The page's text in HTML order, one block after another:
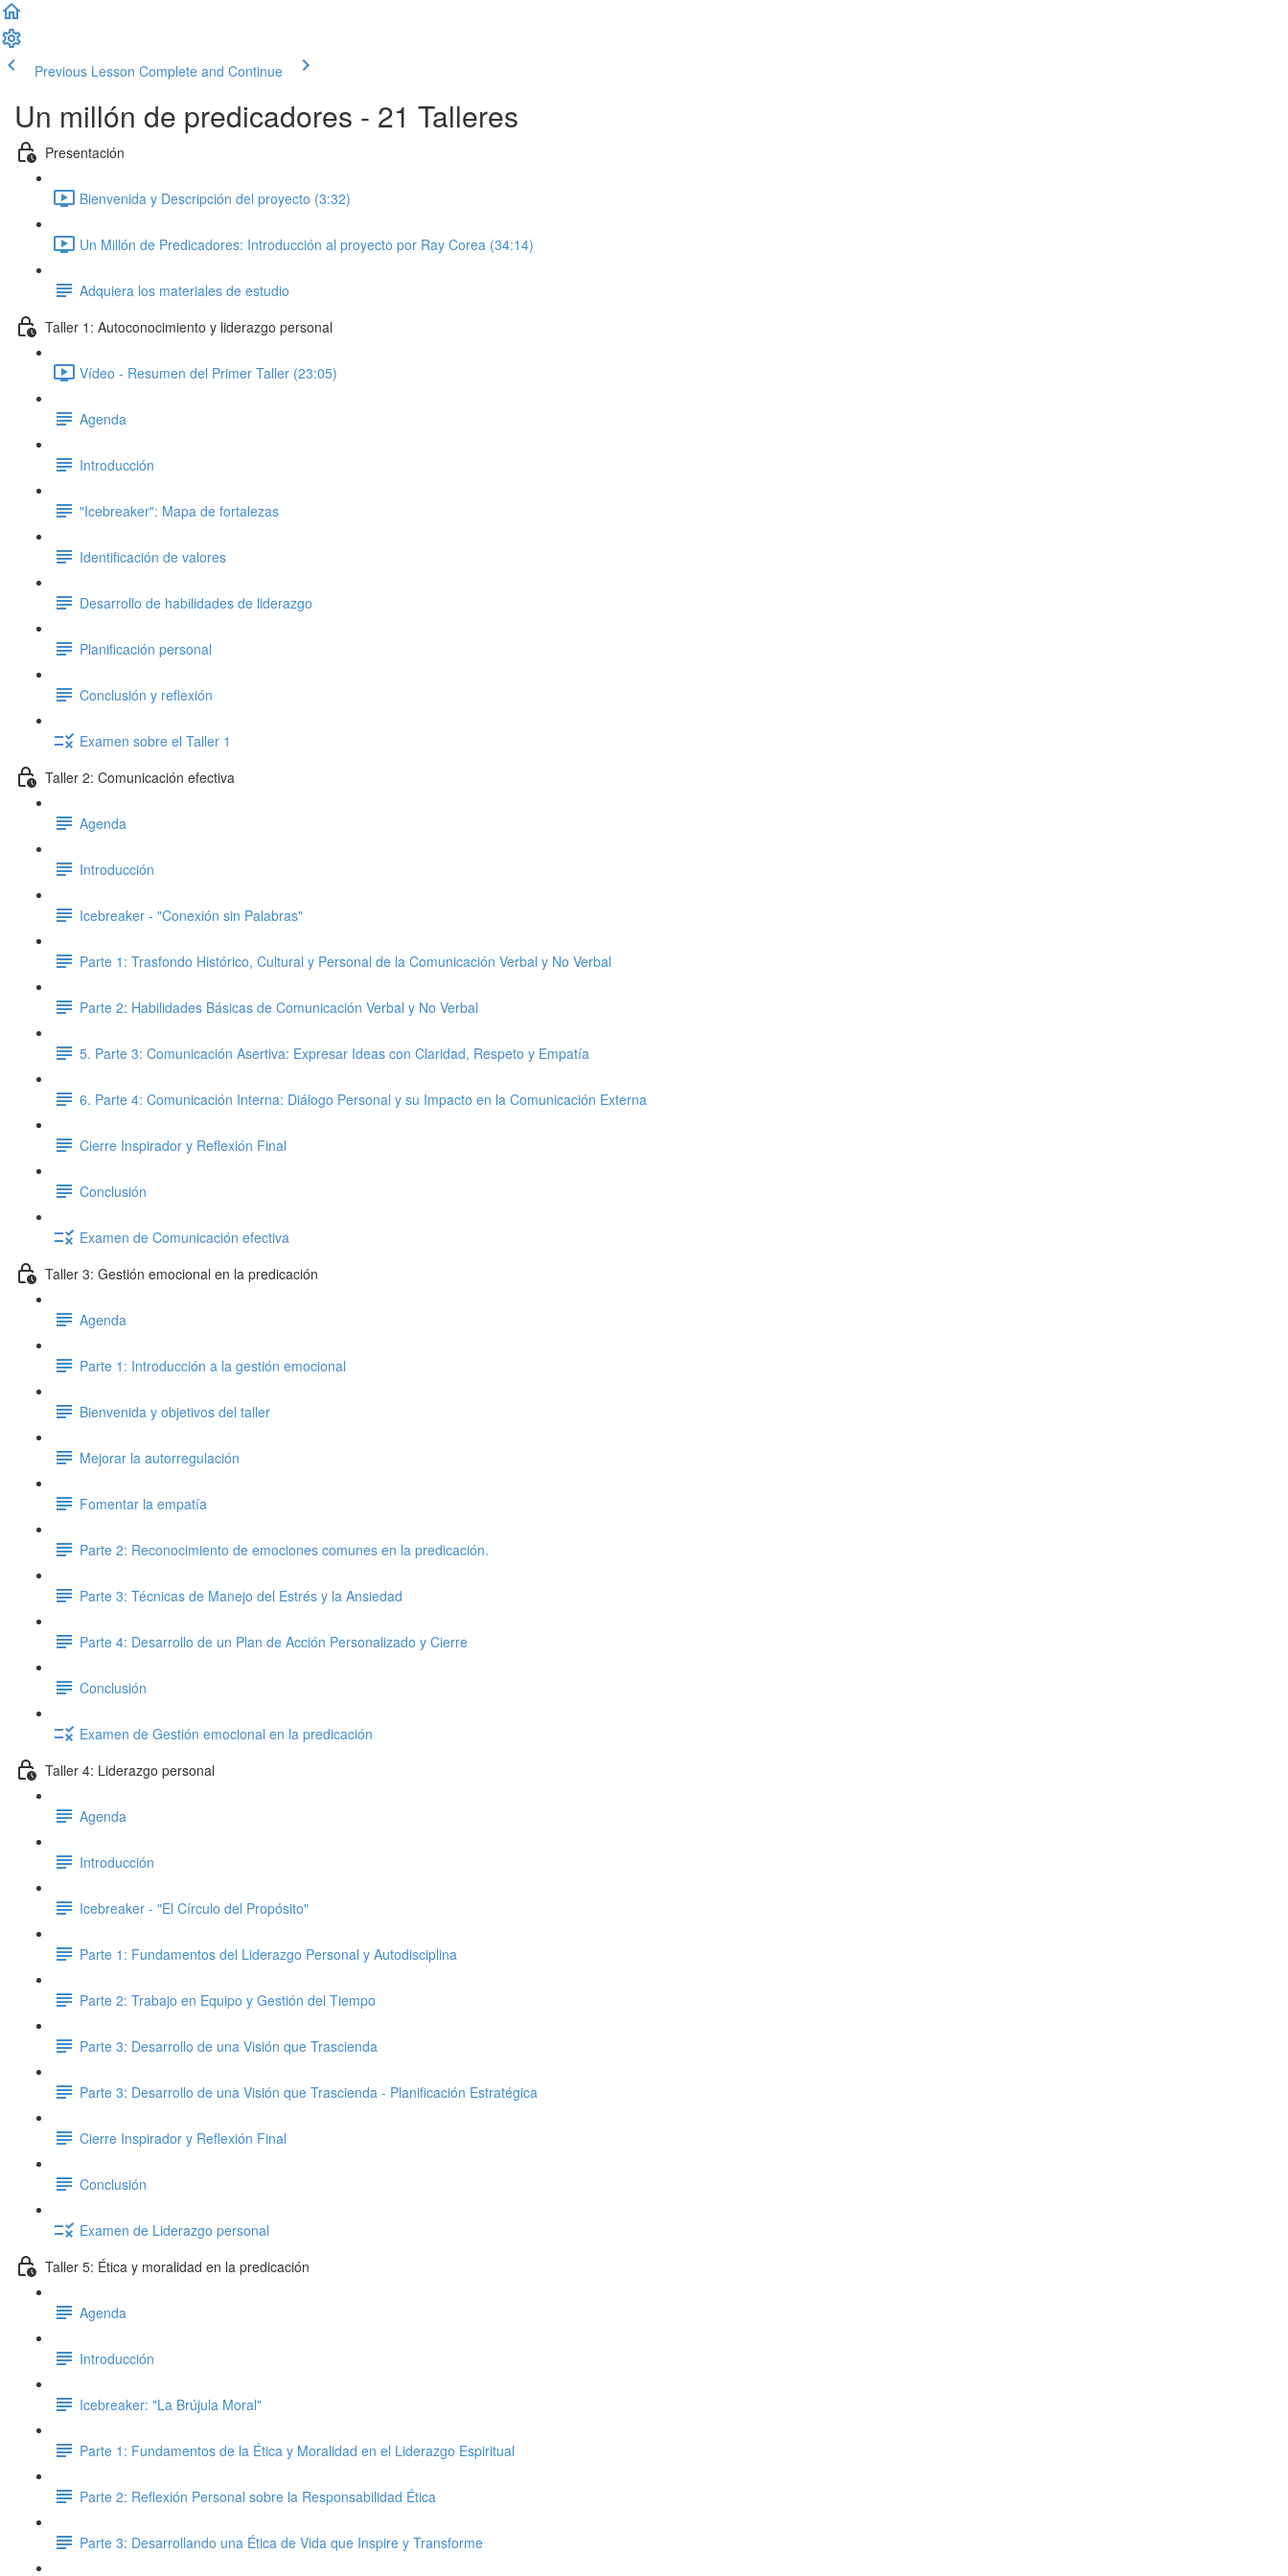
Previous Lesson Complete and Continue
Un millón de predicadores - 21 Talleres
Presentación
Bienvenida y Descripción del proyecto (3:32)
Un Millón de Predicadores: Introducción al proyecto por Ray Corea (34:14)
Adquiera los materiales de estudio
Taller 1: Autoconocimiento y liderazgo personal
Vídeo - Resumen del Primer Taller (23:05)
Agenda
Introducción
"Icebreaker": Mapa de fortalezas
Identificación de valores
Desarrollo de habilidades de liderazgo
Planificación personal
Conclusión y reflexión
Examen sobre el Taller 1
Taller 2: Comunicación efectiva
Agenda
Introducción
Icebreaker - "Conexión sin Palabras"
Parte 1: Trasfondo Histórico, Cultural y Personal de la Comunicación Verbal y No Verbal
Parte 2: Habilidades Básicas de Comunicación Verbal y No Verbal
5. Parte 3: Comunicación Asertiva: Expresar Ideas con Claridad, Respeto y Empatía
6. Parte 4: Comunicación Interna: Diálogo Personal y su Impacto en la Comunicación Externa
Cierre Inspirador y Reflexión Final
Conclusión
Examen de Comunicación efectiva
Taller 3: Gestión emocional en la predicación
Agenda
Parte 1: Introducción a la gestión emocional
Bienvenida y objetivos del taller
Mejorar la autorregulación
Fomentar la empatía
Parte 2: Reconocimiento de emociones comunes en la predicación.
Parte 3: Técnicas de Manejo del Estrés y la Ansiedad
Parte 4: Desarrollo de un Plan de Acción Personalizado y Cierre
Conclusión
Examen de Gestión emocional en la predicación
Taller 4: Liderazgo personal
Agenda
Introducción
Icebreaker - "El Círculo del Propósito"
Parte 1: Fundamentos del Liderazgo Personal y Autodisciplina
Parte 2: Trabajo en Equipo y Gestión del Tiempo
Parte 3: Desarrollo de una Visión que Trascienda
Parte 3: Desarrollo de una Visión que Trascienda - Planificación Estratégica
Cierre Inspirador y Reflexión Final
Conclusión
Examen de Liderazgo personal
Taller 5: Ética y moralidad en la predicación
Agenda
Introducción
Icebreaker: "La Brújula Moral"
Parte 1: Fundamentos de la Ética y Moralidad en el Liderazgo Espiritual
Parte 2: Reflexión Personal sobre la Responsabilidad Ética
Parte 3: Desarrollando una Ética de Vida que Inspire y Transforme